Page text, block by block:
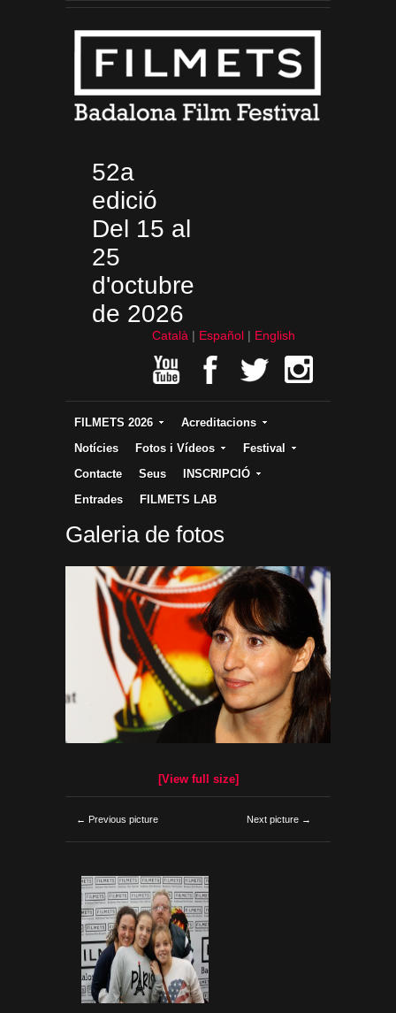
52a
edició
Del 15 al
25
d'octubre
de 2026
Català Español English
FILMETS 2026
Acreditacions
Notícies
Fotos i Vídeos
Festival
Contacte
Seus
INSCRIPCIÓ
Entrades
FILMETS LAB
Galeria de fotos
[View full size]
← Previous picture Next picture →